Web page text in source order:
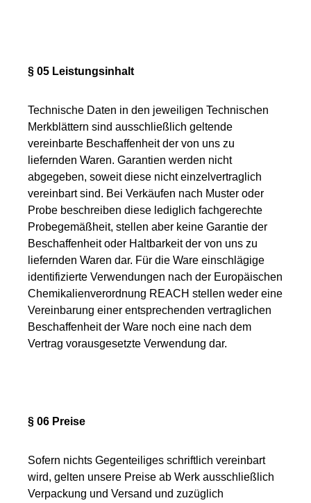
§ 05 Leistungsinhalt
Technische Daten in den jeweiligen Technischen
Merkblättern sind ausschließlich geltende
vereinbarte Beschaffenheit der von uns zu
liefernden Waren. Garantien werden nicht
abgegeben, soweit diese nicht einzelvertraglich
vereinbart sind. Bei Verkäufen nach Muster oder
Probe beschreiben diese lediglich fachgerechte
Probegemäßheit, stellen aber keine Garantie der
Beschaffenheit oder Haltbarkeit der von uns zu
liefernden Waren dar. Für die Ware einschlägige
identifizierte Verwendungen nach der Europäischen
Chemikalienverordnung REACH stellen weder eine
Vereinbarung einer entsprechenden vertraglichen
Beschaffenheit der Ware noch eine nach dem
Vertrag vorausgesetzte Verwendung dar.
§ 06 Preise
Sofern nichts Gegenteiliges schriftlich vereinbart
wird, gelten unsere Preise ab Werk ausschließlich
Verpackung und Versand und zuzüglich